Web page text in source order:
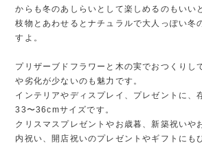
からも冬のあしらいとして楽しめるのもいい
枝物とあわせるとナチュラルで大人っぽい冬
すよ。
プリザーブドフラワーと木の実でおつくりし
や劣化が少ないのも魅力です。
インテリアやディスプレイ、プレゼントに、
33〜36cmサイズです。
クリスマスプレゼントやお歳暮、新築祝いや
内祝い、開店祝いのプレゼントやギフトにも